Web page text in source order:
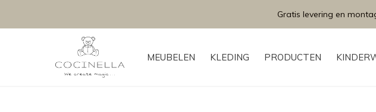
MEUBELEN KLEDING PRODUCTEN
Gratis levering en